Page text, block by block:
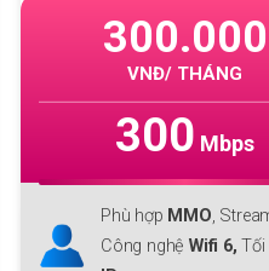
300.000
VNĐ/ THÁNG
300Mbps
Phù hợpMMO, Streamer ...
Công nghệWifi 6, Tối đa04